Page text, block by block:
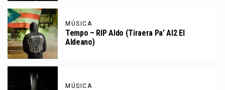
MÚSICA
Tempo – RIP Aldo (Tiraera Pa’ Al2 El
Aldeano)
MÚSICA